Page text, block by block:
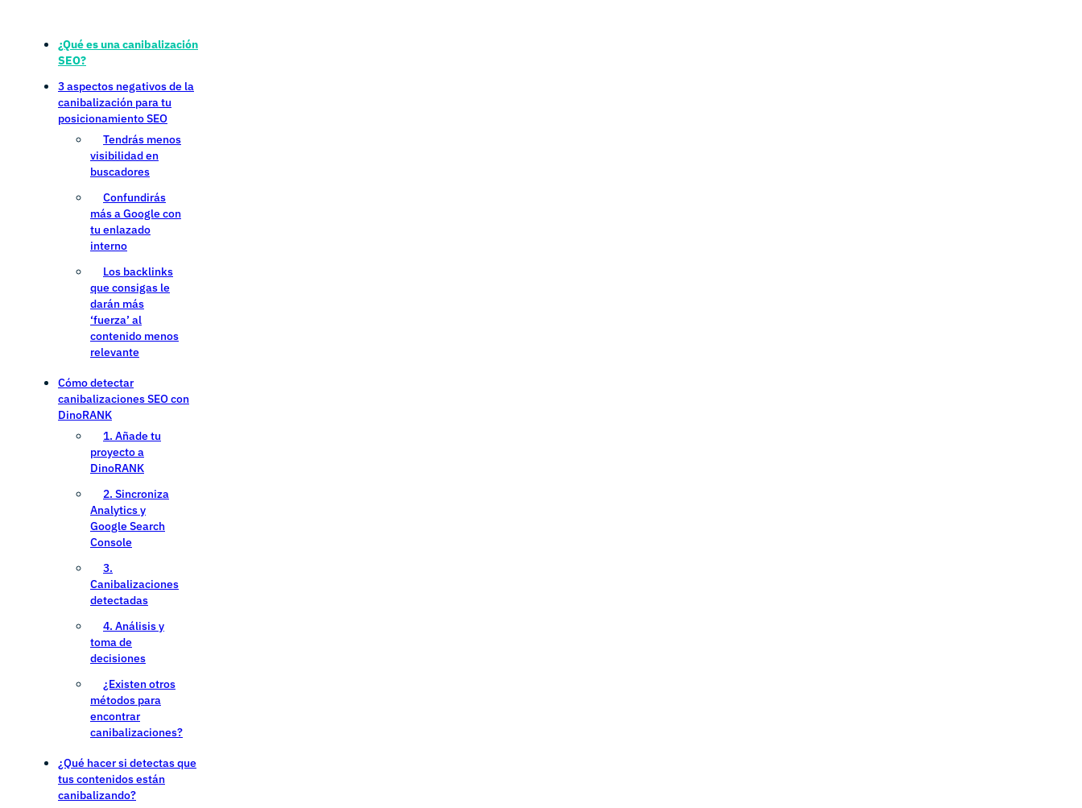
¿Qué es una canibalización
SEO?
3 aspectos negativos de la
canibalización para tu
posicionamiento SEO
Tendrás menos
visibilidad en
buscadores
Confundirás
más a Google con
tu enlazado
interno
Los backlinks
que consigas le
darán más
‘fuerza’ al
contenido menos
relevante
Cómo detectar
canibalizaciones SEO con
DinoRANK
1. Añade tu
proyecto a
DinoRANK
2. Sincroniza
Analytics y
Google Search
Console
3.
Canibalizaciones
detectadas
4. Análisis y
toma de
decisiones
¿Existen otros
métodos para
encontrar
canibalizaciones?
¿Qué hacer si detectas que
tus contenidos están
canibalizando?